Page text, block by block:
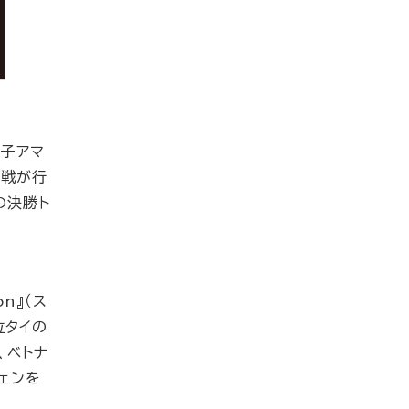
アマ
が行
勝ト
（ス
イの
トナ
ンを